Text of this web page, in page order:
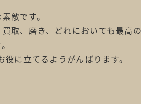
敵です。
取、磨き、どれにおいても最高
に立てるようがんばります。